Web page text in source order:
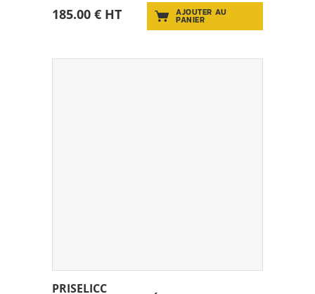
185.00 € HT AJOUTER AU
PANIER
PRISELICC